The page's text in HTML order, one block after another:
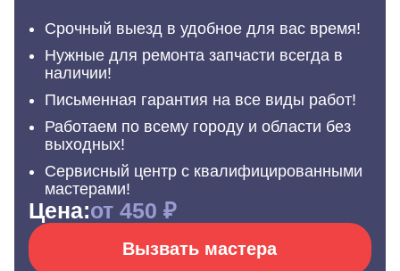
Срочный выезд в удобное для вас время!
Нужные для ремонта запчасти всегда в
наличии!
Письменная гарантия на все виды работ!
Работаем по всему городу и области без
выходных!
Сервисный центр с квалифицированными
мастерами!
Цена:от 450 ₽
Вызвать мастера